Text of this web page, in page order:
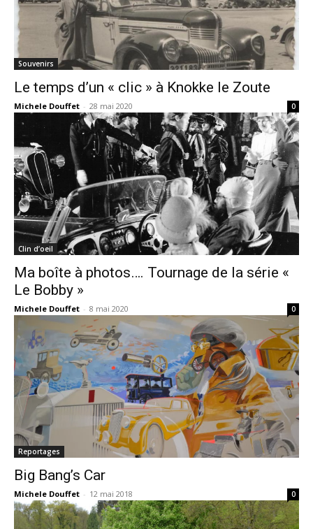
Souvenirs
Le temps d’un « clic » à Knokke le Zoute
Michele Douffet - 28 mai 2020 0
Clin d’oeil
Ma boîte à photos…. Tournage de la série «
Le Bobby »
Michele Douffet - 8 mai 2020 0
Reportages
Big Bang’s Car
Michele Douffet - 12 mai 2018 0